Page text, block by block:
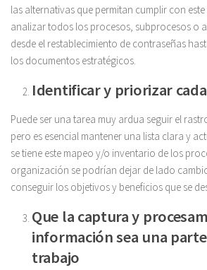
las alternativas que permitan cumplir con
analizar todos los procesos, subprocesos o
desde el restablecimiento de contraseñas
los documentos estratégicos.
Identificar y priorizar
Puede ser una tarea muy ardua seguir el
pero es esencial mantener una lista clara y
se tiene este mapeo y/o inventario de los
organización se podrían dejar de lado
conseguir los objetivos y beneficios que se
Que la captura y
información sea una
trabajo